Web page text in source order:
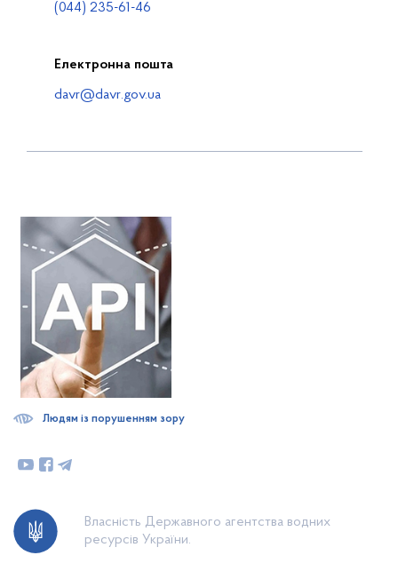
(044) 235-61-46
Електронна пошта
davr@davr.gov.ua
Власність Державного агентства водних
ресурсів України.
Людям із порушенням зору